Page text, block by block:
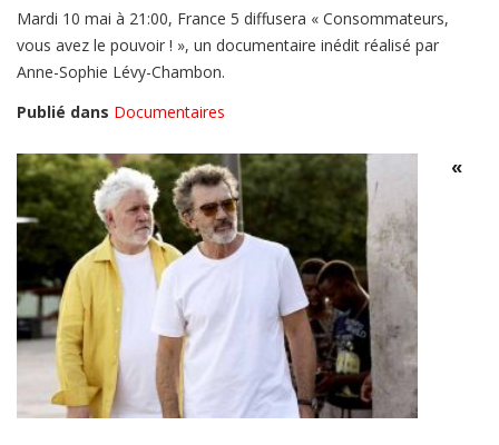
Mardi 10 mai à 21:00, France 5 diffusera « Consommateurs,
vous avez le pouvoir ! », un documentaire inédit réalisé par
Anne-Sophie Lévy-Chambon.
Publié dans Documentaires
«